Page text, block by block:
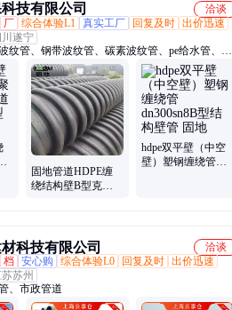
技有限公司
洽谈
厂 综合体验L1 真实工厂 回复及时 出价迅速
川遂宁
纹管、钢带波纹管、碳素波纹管、pe给水管、电
、mpp电力管、钢丝网骨架管、七孔管、化粪
pvc双壁波纹管、mpve双壁波纹管
固地管道HDPE缠
绕结构壁B型克拉
hdpe双平壁（中空
壁）塑钢缠绕管
材科技有限公司
洽谈
档 安心购 综合体验L0 回复及时 出价迅速
苏州
、市政管道